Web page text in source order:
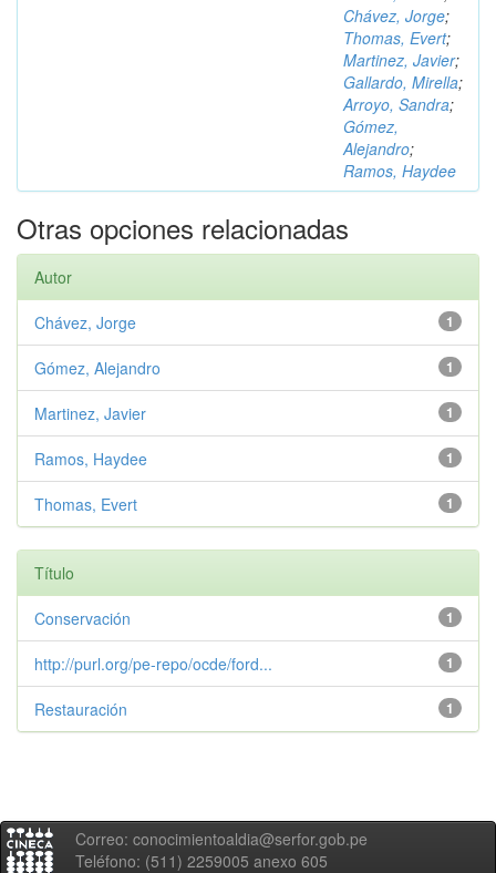
Chávez, Jorge;
Thomas, Evert;
Martinez, Javier;
Gallardo, Mirella;
Arroyo, Sandra;
Gómez,
Alejandro;
Ramos, Haydee
Otras opciones relacionadas
Autor
1
Chávez, Jorge
1
Gómez, Alejandro
1
Martinez, Javier
1
Ramos, Haydee
1
Thomas, Evert
Título
1
Conservación
1
http://purl.org/pe-repo/ocde/ford...
1
Restauración
Correo: conocimientoaldia@serfor.gob.pe
Teléfono: (511) 2259005 anexo 605